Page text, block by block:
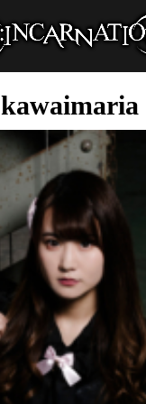
kawaimaria